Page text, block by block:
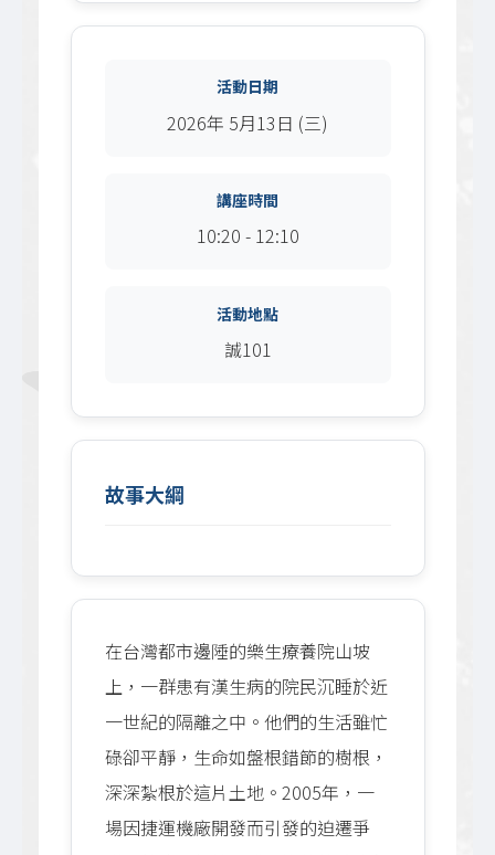
活動日期
2026年 5月13日 (三)
講座時間
10:20 - 12:10
活動地點
誠101
故事大綱
在台灣都市邊陲的樂生療養院山坡
上，一群患有漢生病的院民沉睡於近
一世紀的隔離之中。他們的生活雖忙
碌卻平靜，生命如盤根錯節的樹根，
深深紮根於這片土地。2005年，一
場因捷運機廠開發而引發的迫遷爭